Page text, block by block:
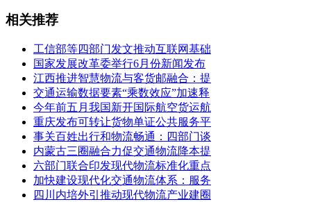
相关推荐
工信部等四部门发文推动互联网基础
国家发展改革委举行6月份新闻发布
江西推进智慧物流与客货邮融合：提
交通运输数据要素“乘数效应”加速释
今年前五月我国新开国际航空货运航
重庆发布可转让货物单证公共服务平
事关百姓出行和物流畅通：四部门谈
内蒙古三圈融合力促交通物流降本提
六部门联合印发现代物流标准化重点
加快建设现代化交通物流体系：服务
四川内培外引推动现代物流产业建圈